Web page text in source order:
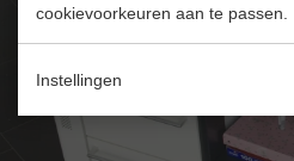
cookievoorkeuren aan te passen.
Instellingen